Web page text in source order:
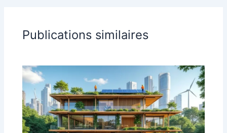
Publications similaires